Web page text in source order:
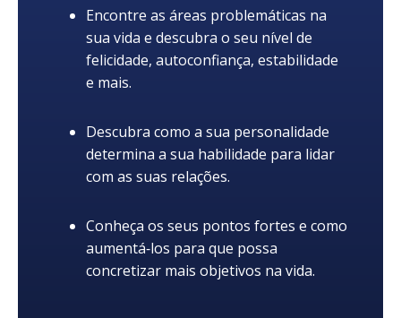
Encontre as áreas problemáticas na
sua vida e descubra o seu nível de
felicidade, autoconfiança, estabilidade
e mais.
Descubra como a sua personalidade
determina a sua habilidade para lidar
com as suas relações.
Conheça os seus pontos fortes e como
aumentá‑los para que possa
concretizar mais objetivos na vida.